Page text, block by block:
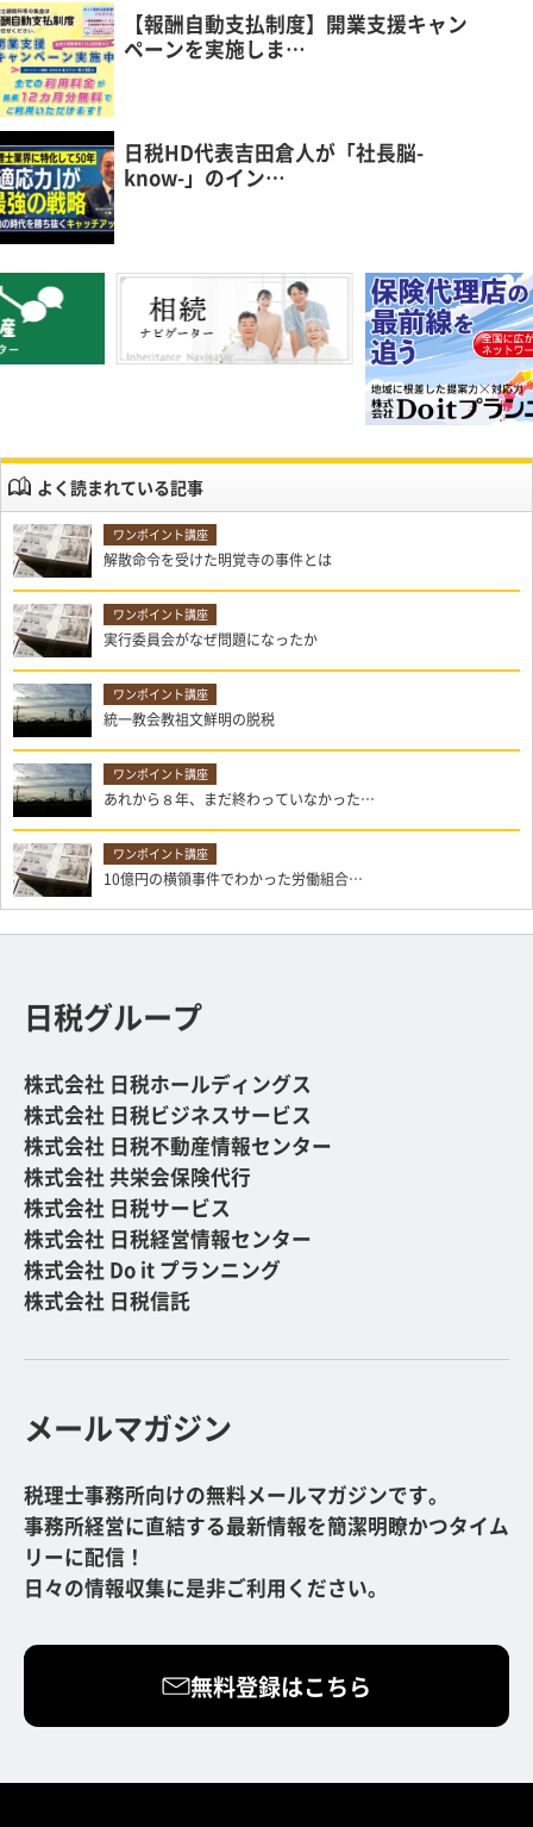
【報酬自動支払制度】開業支援キャン
ペーンを実施しま…
日税HD代表吉田倉人が「社長脳-
know-」のイン…
よく読まれている記事
解散命令を受けた明覚寺の事件とは
実行委員会がなぜ問題になったか
統一教会教祖文鮮明の脱税
あれから８年、まだ終わっていなかった…
10億円の横領事件でわかった労働組合…
日税グループ
株式会社 日税ホールディングス
株式会社 日税ビジネスサービス
株式会社 日税不動産情報センター
株式会社 共栄会保険代行
株式会社 日税サービス
株式会社 日税経営情報センター
株式会社 Do it プランニング
株式会社 日税信託
メールマガジン
税理士事務所向けの無料メールマガジンです。
事務所経営に直結する最新情報を簡潔明瞭かつタイム
リーに配信！
日々の情報収集に是非ご利用ください。
無料登録はこちら